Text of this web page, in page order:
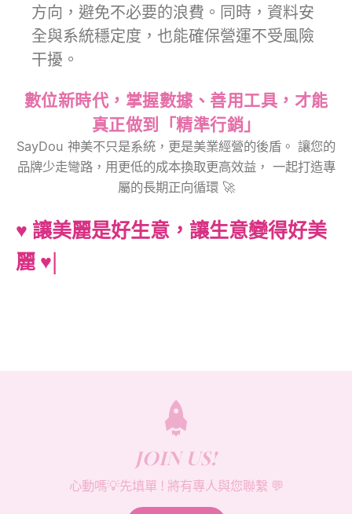
方向，避免不必要的浪費。同時，資料安
全與系統穩定度，也能確保營運不受風險
干擾。
數位新時代，掌握數據、善用工具，才能
真正做到「精準行銷」
SayDou 神美不只是系統，更是美業經營的後盾。 讓您的
品牌少走彎路，用更低的成本換取更高效益， 一起打造專
屬的長期正向循環 🚀
♥︎ 讓美麗是好生意，讓生意變得好美
麗 ♥︎|
JOIN US!
心動嗎💡先填單 ! 將有專人與您聯繫 💬